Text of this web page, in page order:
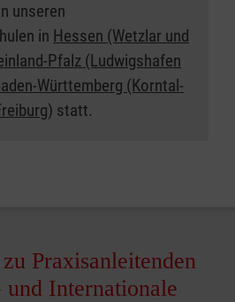
unseren
in Hessen (Wetzlar und
Pfalz (Ludwigshafen
Württemberg (Korntal-
) statt.
Praxisanleitenden
und Internationale